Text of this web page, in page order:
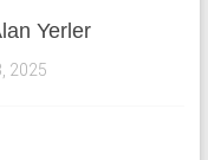
Yerler
2025